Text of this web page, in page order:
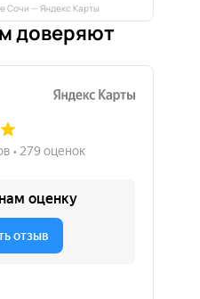
Сочи — Яндекс Карты
доверяют